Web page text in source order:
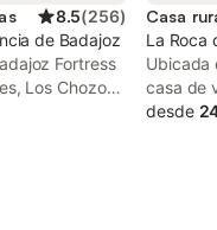
8.5(256)
de Badajoz
Fortress
Los Chozos
air
Casa
La Roca
Ubicada
casa de
se
ciudad,
desde